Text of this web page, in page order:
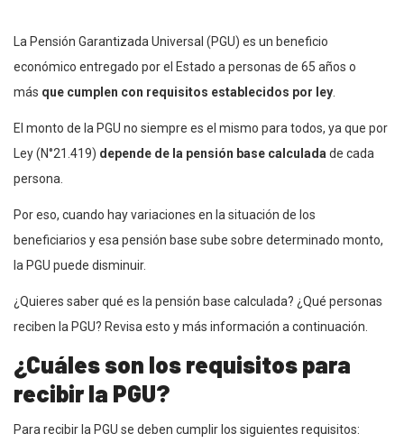
La Pensión Garantizada Universal (PGU) es un beneficio
económico entregado por el Estado a personas de 65 años o
más que cumplen con requisitos establecidos por ley
El monto de la PGU no siempre es el mismo para todos, ya que por
Ley (N°21.419) depende de la pensión base calculada de cada
persona.
Por eso, cuando hay variaciones en la situación de los
beneficiarios y esa pensión base sube sobre determinado monto,
la PGU puede disminuir.
¿Quieres saber qué es la pensión base calculada? ¿Qué personas
reciben la PGU? Revisa esto y más información a continuación.
¿Cuáles son los requisitos para
recibir la PGU?
Para recibir la PGU se deben cumplir los siguientes requisitos: